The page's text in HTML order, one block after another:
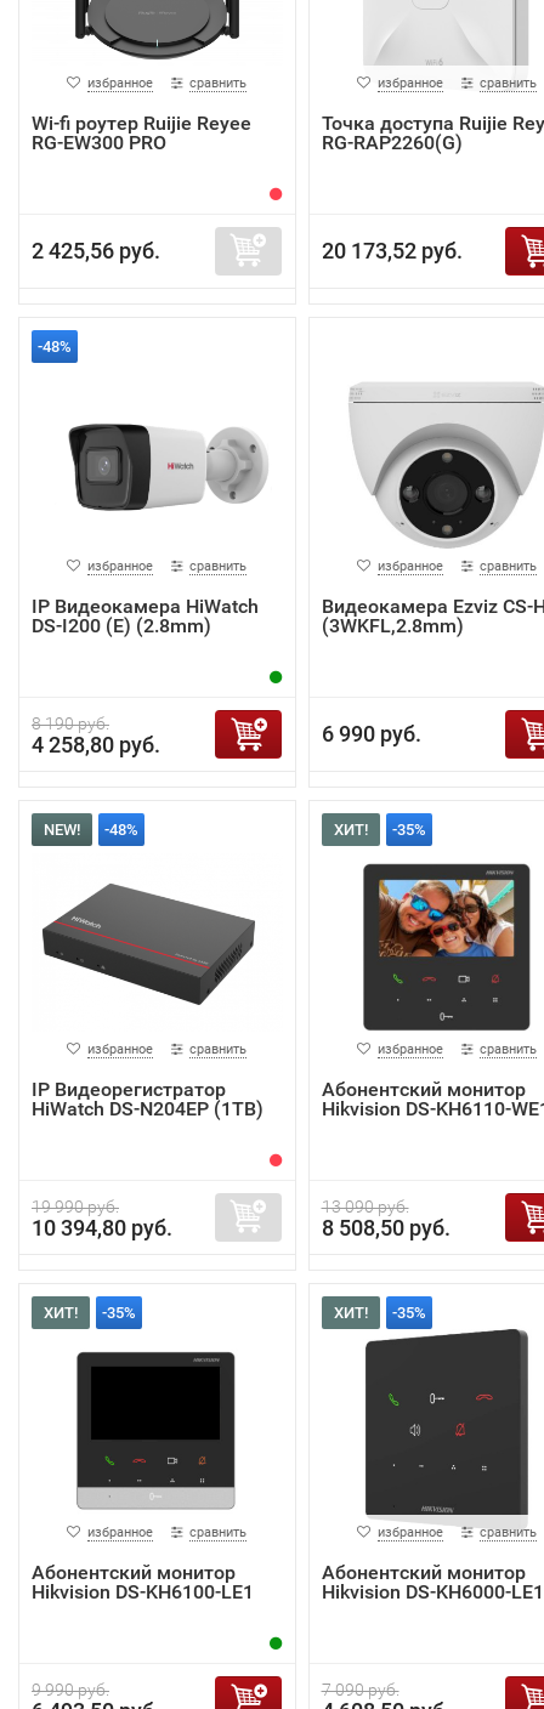
избранное сравнить
Wi-fi роутер Ruijie Reyee
RG-EW300 PRO
2 425,56 руб.
избранное сравнить
Точка доступа Ruijie
RG-RAP2260(G)
20 173,52 руб.
-48%
избранное сравнить
IP Видеокамера HiWatch
DS-I200 (E) (2.8mm)
8 190 руб.
4 258,80 руб.
избранное сравнить
Видеокамера Ezviz CS-
(3WKFL,2.8mm)
6 990 руб.
NEW! -48%
избранное сравнить
IP Видеорегистратор
HiWatch DS-N204EP (1TB)
19 990 руб.
10 394,80 руб.
ХИТ! -35%
избранное сравнить
Абонентский монитор
Hikvision DS-KH6110-
13 090 руб.
8 508,50 руб.
ХИТ! -35%
избранное сравнить
Абонентский монитор
Hikvision DS-KH6100-LE1
9 990 руб.
ХИТ! -35%
избранное сравнить
Абонентский монитор
Hikvision DS-KH6000-LE1
7 090 руб.